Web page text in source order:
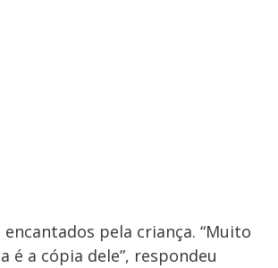
pela criança. “Muito
é a cópia dele”, respondeu